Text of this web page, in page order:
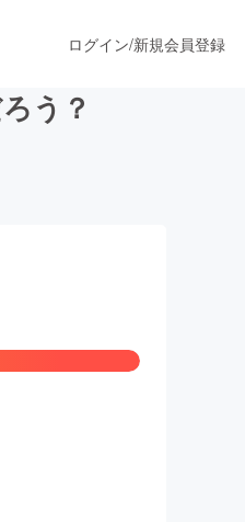
ログイン/新規会員登録
う？